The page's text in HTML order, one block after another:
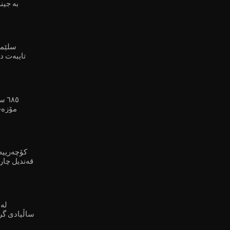
بە
قەندیل
ساڵیادی